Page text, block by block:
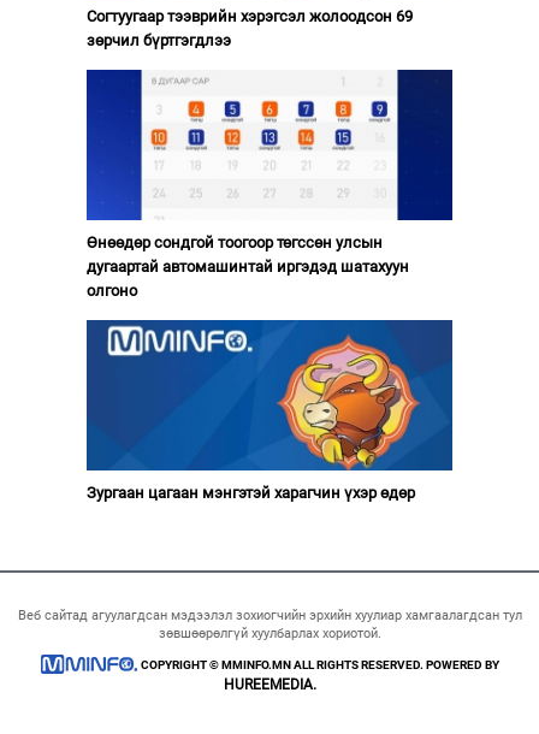
Согтуугаар тээврийн хэрэгсэл жолоодсон 69
зөрчил бүртгэгдлээ
Өнөөдөр сондгой тоогоор төгссөн улсын
дугаартай автомашинтай иргэдэд шатахуун
олгоно
Зургаан цагаан мэнгэтэй харагчин үхэр өдөр
Веб сайтад агуулагдсан мэдээлэл зохиогчийн эрхийн хуулиар хамгаалагдсан тул
зөвшөөрөлгүй хуулбарлах хориотой.
COPYRIGHT © MMINFO.MN ALL RIGHTS RESERVED. POWERED BY
HUREEMEDIA.